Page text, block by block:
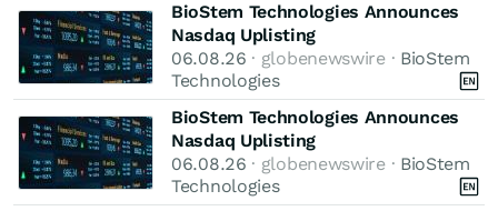
BioStem Technologies Announces
Nasdaq Uplisting
06.08.26 · globenewswire · BioStem
Technologies
BioStem Technologies Announces
Nasdaq Uplisting
06.08.26 · globenewswire · BioStem
Technologies